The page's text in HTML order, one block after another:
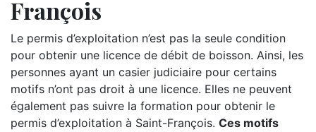
François
Le permis d’exploitation n’est pas la seule condition
pour obtenir une licence de débit de boisson. Ainsi, les
personnes ayant un casier judiciaire pour certains
motifs n’ont pas droit à une licence. Elles ne peuvent
également pas suivre la formation pour obtenir le
permis d’exploitation à Saint-François. Ces motifs